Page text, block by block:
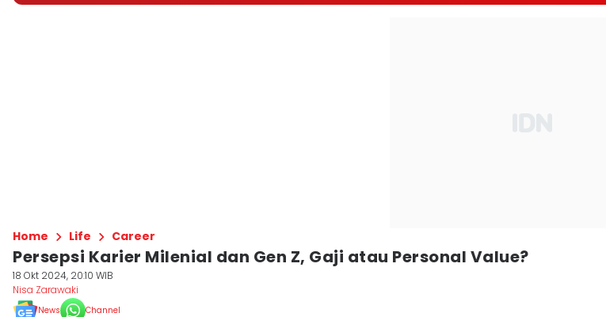
Home Life Career
Persepsi Karier Milenial dan Gen Z, Gaji atau Personal Value?
18 Okt 2024, 20:10 WIB
Nisa Zarawaki
News Channel